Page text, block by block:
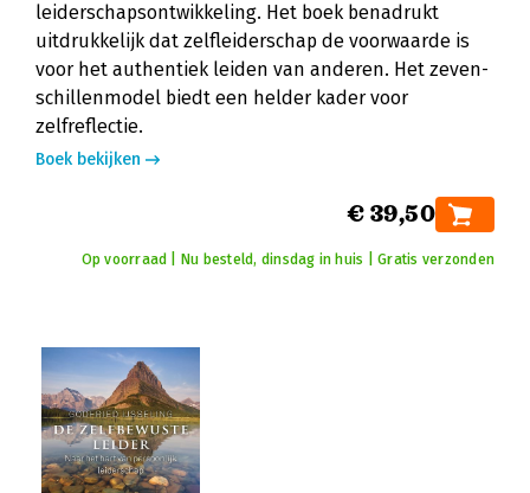
leiderschapsontwikkeling. Het boek benadrukt
uitdrukkelijk dat zelfleiderschap de voorwaarde is
voor het authentiek leiden van anderen. Het zeven-
schillenmodel biedt een helder kader voor
zelfreflectie.
Boek bekijken
€ 39,50
Op voorraad | Nu besteld, dinsdag in huis | Gratis verzonden